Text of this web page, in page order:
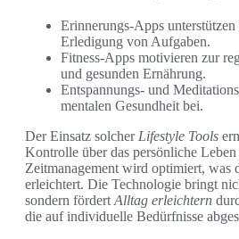
Erinnerungs-Apps
Erledigung von Aufgaben.
Fitness-Apps motivieren zur
und gesunden Ernährung.
Entspannungs- und
mentalen Gesundheit bei.
Der Einsatz solcher Lifestyle Tools
Kontrolle über das persönliche
Zeitmanagement wird optimiert, was
erleichtert. Die Technologie bringt
sondern fördert Alltag erleichtern
die auf individuelle Bedürfnisse